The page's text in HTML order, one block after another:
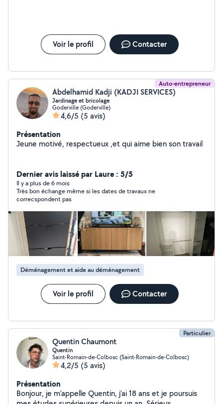
Voir le profil Contacter
Auto-entrepreneur
Abdelhamid Kadji (KADJI SERVICES)
Jardinage et bricolage
Goderville (Goderville)
4,6/5 (5 avis)
Présentation
Jeune motivé, respectueux ,et qui aime bien son travail
Dernier avis laissé par Laure : 5/5
Il y a plus de 6 mois
Très bon échange même si les dates de travaux ne
correcspondent pas
Déménagement et aide au déménagement
Voir le profil Contacter
Particulier
Quentin Chaumont
Quentin
Saint-Romain-de-Colbosc (Saint-Romain-de-Colbosc)
4,2/5 (5 avis)
Présentation
Bonjour, je m'appelle Quentin, j'ai 18 ans et je poursuis